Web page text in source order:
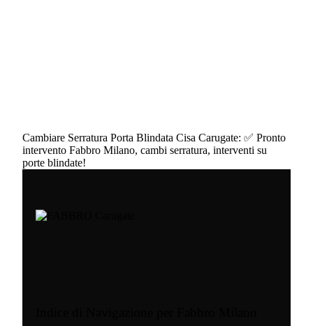
Cambiare Serratura Porta Blindata Cisa Carugate: ✅ Pronto
intervento Fabbro Milano, cambi serratura, interventi su
porte blindate!